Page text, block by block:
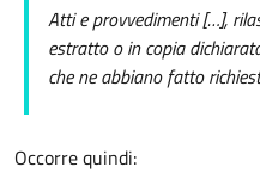
Atti e provvedimenti […],
estratto o in copia
che ne abbiano fatto
Occorre quindi: